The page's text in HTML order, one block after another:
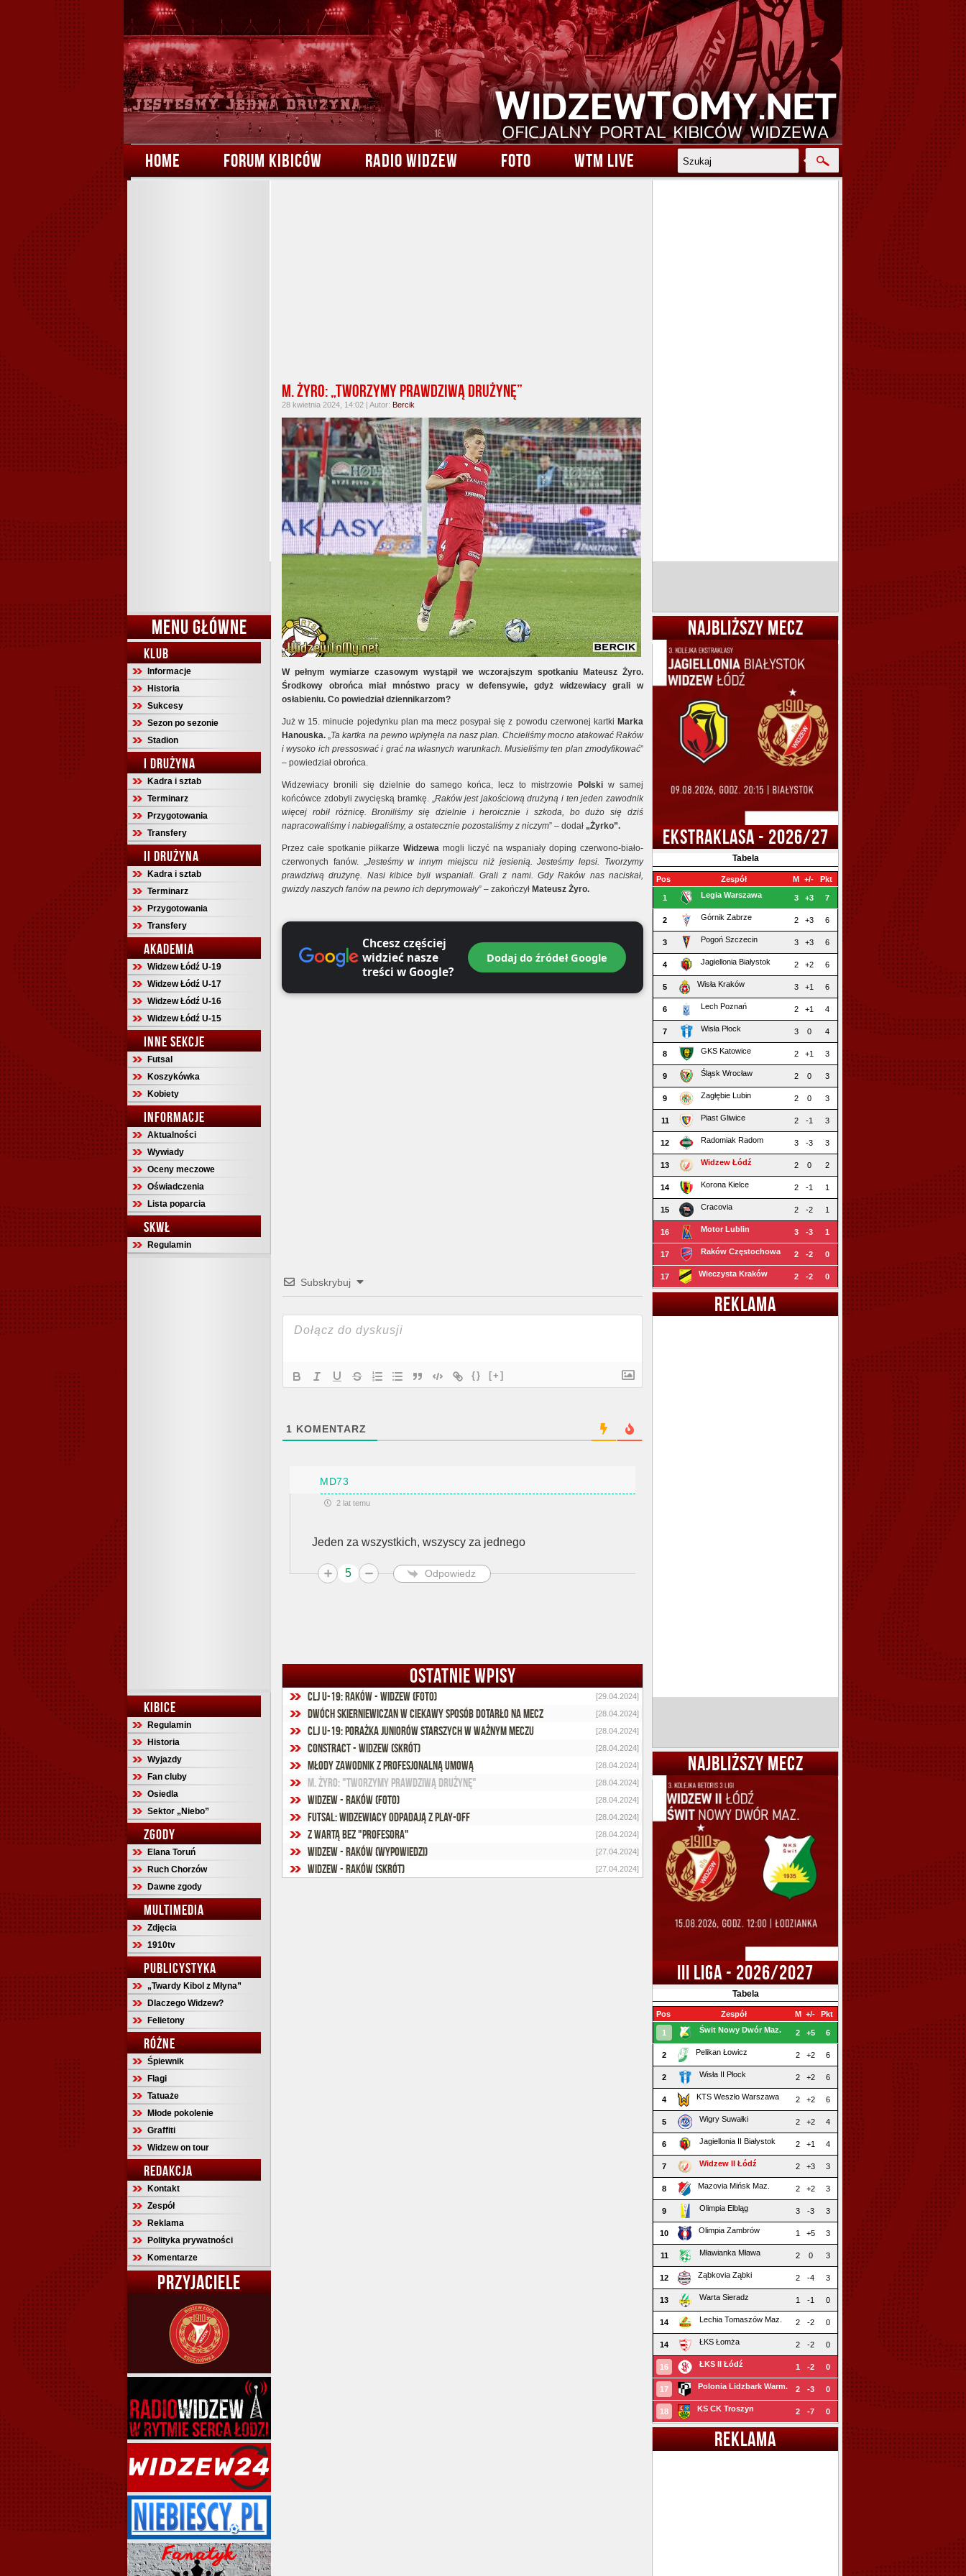
HOME FORUM KIBICÓW RADIO WIDZEW FOTO WTM LIVE
MENU GŁÓWNE
KLUB
Informacje
Historia
Sukcesy
Sezon po sezonie
Stadion
I DRUŻYNA
Kadra i sztab
Terminarz
Przygotowania
Transfery
II DRUŻYNA
Kadra i sztab
Terminarz
Przygotowania
Transfery
AKADEMIA
Widzew Łódź U-19
Widzew Łódź U-17
Widzew Łódź U-16
Widzew Łódź U-15
INNE SEKCJE
Futsal
Koszykówka
Kobiety
INFORMACJE
Aktualności
Wywiady
Oceny meczowe
Oświadczenia
Lista poparcia
SKWŁ
Regulamin
KIBICE
Regulamin
Historia
Wyjazdy
Fan cluby
Osiedla
Sektor „Niebo”
ZGODY
Elana Toruń
Ruch Chorzów
Dawne zgody
MULTIMEDIA
Zdjęcia
1910tv
PUBLICYSTYKA
„Twardy Kibol z Młyna”
Dlaczego Widzew?
Felietony
RÓŻNE
Śpiewnik
Flagi
Tatuaże
Młode pokolenie
Graffiti
Widzew on tour
REDAKCJA
Kontakt
Zespół
Reklama
Polityka prywatności
Komentarze
PRZYJACIELE
M. Żyro: „Tworzymy prawdziwą drużynę”
28 kwietnia 2024, 14:02 | Autor: Bercik
W pełnym wymiarze czasowym wystąpił we wczorajszym spotkaniu Mateusz Żyro.
Środkowy obrońca miał mnóstwo pracy w defensywie, gdyż widzewiacy grali w
osłabieniu. Co powiedział dziennikarzom?
Już w 15. minucie pojedynku plan ma mecz posypał się z powodu czerwonej kartki Marka
Hanouska. „Ta kartka na pewno wpłynęła na nasz plan. Chcieliśmy mocno atakować Raków
i wysoko ich pressoswać i grać na własnych warunkach. Musieliśmy ten plan zmodyfikować”
– powiedział obrońca.
Widzewiacy bronili się dzielnie do samego końca, lecz to mistrzowie Polski w samej
końcówce zdobyli zwycięską bramkę. „Raków jest jakościową drużyną i ten jeden zawodnik
więcej robił różnicę. Broniliśmy się dzielnie i heroicznie i szkoda, bo dużo się dziś
napracowaliśmy i nabiegaliśmy, a ostatecznie pozostaliśmy z niczym” – dodał „Żyrko”.
Przez całe spotkanie piłkarzeWidzewa mogli liczyć na wspaniały doping czerwono-biało-
czerwonych fanów. „Jesteśmy w innym miejscu niż jesienią. Jesteśmy lepsi. Tworzymy
prawdziwą drużynę. Nasi kibice byli wspaniali. Grali z nami. Gdy Raków nas naciskał,
gwizdy naszych fanów na pewno ich deprymowały” – zakończył Mateusz Żyro.
Chcesz częściej
widzieć nasze
treści w Google?
Dodaj do źródeł Google
Subskrybuj
{} [+]
1 KOMENTARZ
MD73
2 lat temu
Jeden za wszystkich, wszyscy za jednego
5 Odpowiedz
OSTATNIE WPISY
CLJ U-19: Raków - Widzew (foto) [29.04.2024]
Dwóch skierniewiczan w ciekawy sposób dotarło na mecz [28.04.2024]
CLJ U-19: Porażka juniorów starszych w ważnym meczu [28.04.2024]
Constract - Widzew (skrót) [28.04.2024]
Młody zawodnik z profesjonalną umową [28.04.2024]
M. Żyro: "Tworzymy prawdziwą drużynę" [28.04.2024]
Widzew - Raków (foto) [28.04.2024]
Futsal: Widzewiacy odpadają z play-off [28.04.2024]
Z Wartą bez "Profesora" [28.04.2024]
Widzew - Raków (wypowiedzi) [27.04.2024]
Widzew - Raków (skrót) [27.04.2024]
NAJBLIŻSZY MECZ
EKSTRAKLASA - 2026/27
Tabela
Pos Zespół M +/- Pkt
1 Legia Warszawa 3 +3 7
2 Górnik Zabrze 2 +3 6
3 Pogoń Szczecin 3 +3 6
4 Jagiellonia Białystok 2 +2 6
5 Wisła Kraków 3 +1 6
6 Lech Poznań 2 +1 4
7 Wisła Płock 3 0 4
8 GKS Katowice 2 +1 3
9 Śląsk Wrocław 2 0 3
9 Zagłębie Lubin 2 0 3
11 Piast Gliwice 2 -1 3
12 Radomiak Radom 3 -3 3
13 Widzew Łódź 2 0 2
14 Korona Kielce 2 -1 1
15 Cracovia 2 -2 1
16 Motor Lublin 3 -3 1
17 Raków Częstochowa 2 -2 0
17 Wieczysta Kraków 2 -2 0
REKLAMA
NAJBLIŻSZY MECZ
III LIGA - 2026/2027
Tabela
Pos Zespół M +/- Pkt
1 Świt Nowy Dwór Maz. 2 +5 6
2 Pelikan Łowicz 2 +2 6
2 Wisła II Płock 2 +2 6
4 KTS Weszło Warszawa 2 +2 6
5 Wigry Suwałki 2 +2 4
6 Jagiellonia II Białystok 2 +1 4
7 Widzew II Łódź 2 +3 3
8 Mazovia Mińsk Maz. 2 +2 3
9 Olimpia Elbląg 3 -3 3
10 Olimpia Zambrów 1 +5 3
11 Mławianka Mława 2 0 3
12 Ząbkovia Ząbki 2 -4 3
13 Warta Sieradz 1 -1 0
14 Lechia Tomaszów Maz. 2 -2 0
14 ŁKS Łomża 2 -2 0
16 ŁKS II Łódź 1 -2 0
17 Polonia Lidzbark Warm. 2 -3 0
18 KS CK Troszyn 2 -7 0
REKLAMA